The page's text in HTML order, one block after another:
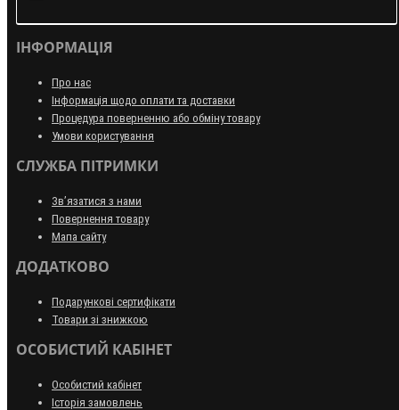
ІНФОРМАЦІЯ
Про нас
Інформація щодо оплати та доставки
Процедура поверненню або обміну товару
Умови користування
СЛУЖБА ПІТРИМКИ
Зв’язатися з нами
Повернення товару
Мапа сайту
ДОДАТКОВО
Подарункові сертифікати
Товари зі знижкою
ОСОБИСТИЙ КАБІНЕТ
Особистий кабінет
Історія замовлень